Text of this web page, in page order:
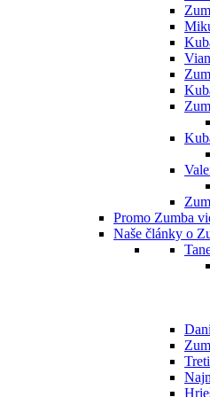
Promo Zumba
Naše články o